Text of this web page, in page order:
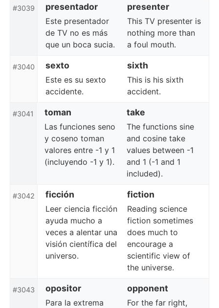
#3039 presentador presenter
Este presentador
de TV no es más
que un boca sucia.
This TV presenter is
nothing more than
a foul mouth.
#3040 sexto sixth
Este es su sexto
accidente.
This is his sixth
accident.
#3041 toman take
Las funciones seno
y coseno toman
valores entre -1 y 1
(incluyendo -1 y 1).
The functions sine
and cosine take
values between -1
and 1 (-1 and 1
included).
#3042 ficción fiction
Leer ciencia ficción
ayuda mucho a
veces a alentar una
visión científica del
universo.
Reading science
fiction sometimes
does much to
encourage a
scientific view of
the universe.
#3043 opositor opponent
Para la extrema
For the far right,